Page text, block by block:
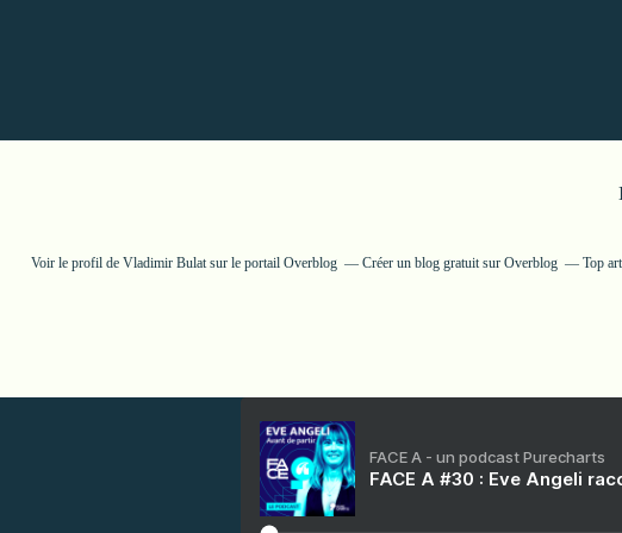
Voir le profil de Vladimir Bulatsur le portail Overblog Créer un blog gratuit sur Overblog Top
FACE A - un podcast Purecharts
FACE A #30 : Eve Angeli